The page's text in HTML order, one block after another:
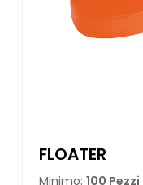
FLOATER
Minimo: 100 Pezzi